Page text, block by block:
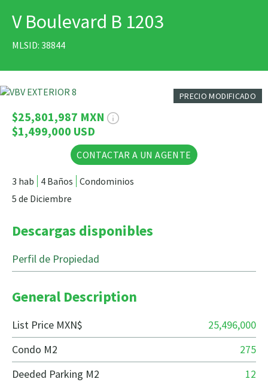
V Boulevard B 1203
MLSID: 38844
PRECIO MODIFICADO
20 Fotos
$25,801,987 MXN
$1,499,000 USD
CONTACTAR A UN AGENTE
3 hab 4 Baños Condominios
5 de Diciembre
Descargas disponibles
Perfil de Propiedad
General Description
List Price MXN$
25,496,000
Condo M2
275
Deeded Parking M2
12
IMPRIMIR